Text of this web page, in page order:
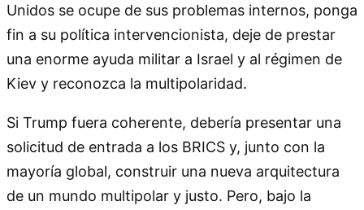
Unidos se ocupe de sus problemas internos, ponga
fin a su política intervencionista, deje de prestar
una enorme ayuda militar a Israel y al régimen de
Kiev y reconozca la multipolaridad.
Si Trump fuera coherente, debería presentar una
solicitud de entrada a los BRICS y, junto con la
mayoría global, construir una nueva arquitectura
de un mundo multipolar y justo. Pero, bajo la